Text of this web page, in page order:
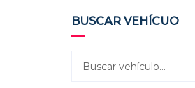
BUSCAR VEHÍCUO